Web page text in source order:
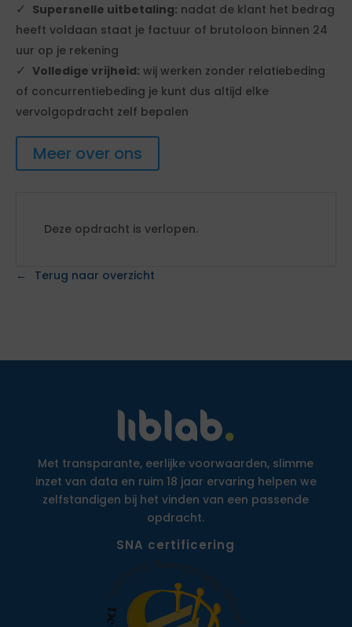
Supersnelle uitbetaling: nadat de klant het bedrag
heeft voldaan staat je factuur of brutoloon binnen 24
uur op je rekening
Volledige vrijheid: wij werken zonder relatiebeding
of concurrentiebeding je kunt dus altijd elke
vervolgopdracht zelf bepalen
Meer over ons
Deze opdracht is verlopen.
Terug naar overzicht
Met transparante, eerlijke voorwaarden, slimme
inzet van data en ruim 18 jaar ervaring helpen we
zelfstandigen bij het vinden van een passende
opdracht.
SNA certificering